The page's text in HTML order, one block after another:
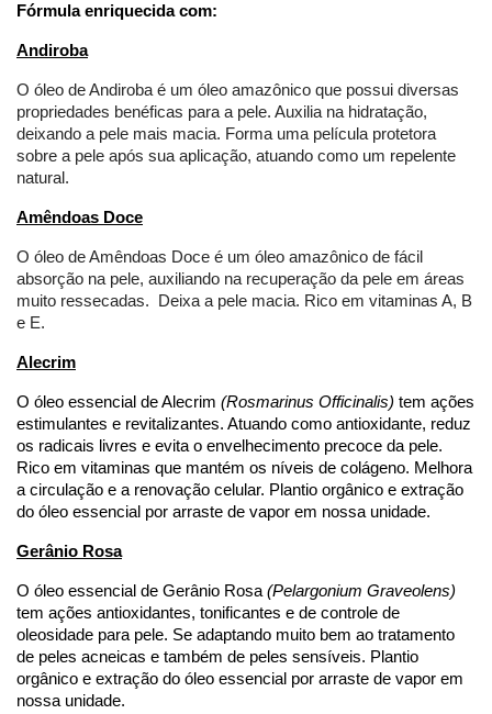
Fórmula enriquecida com:
Andiroba
O óleo de Andiroba é um óleo amazônico que possui diversas
propriedades benéficas para a pele. Auxilia na hidratação,
deixando a pele mais macia. Forma uma película protetora
sobre a pele após sua aplicação, atuando como um repelente
natural.
Amêndoas Doce
O óleo de Amêndoas Doce é um óleo amazônico de fácil
absorção na pele, auxiliando na recuperação da pele em áreas
muito ressecadas.  Deixa a pele macia. Rico em vitaminas A, B
e E.
Alecrim
O óleo essencial de Alecrim (Rosmarinus Officinalis) tem ações
estimulantes e revitalizantes. Atuando como antioxidante, reduz
os radicais livres e evita o envelhecimento precoce da pele.
Rico em vitaminas que mantém os níveis de colágeno. Melhora
a circulação e a renovação celular. Plantio orgânico e extração
do óleo essencial por arraste de vapor em nossa unidade.
Gerânio Rosa
O óleo essencial de Gerânio Rosa
tem ações antioxidantes, tonificantes e de controle de
oleosidade para pele. Se adaptando muito bem ao tratamento
de peles acneicas e também de peles sensíveis. Plantio
orgânico e extração do óleo essencial por arraste de vapor em
nossa unidade.